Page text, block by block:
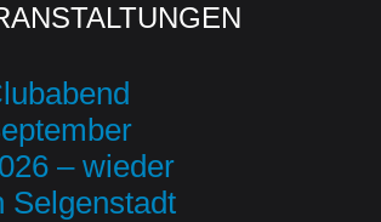
– wieder
Selgenstadt